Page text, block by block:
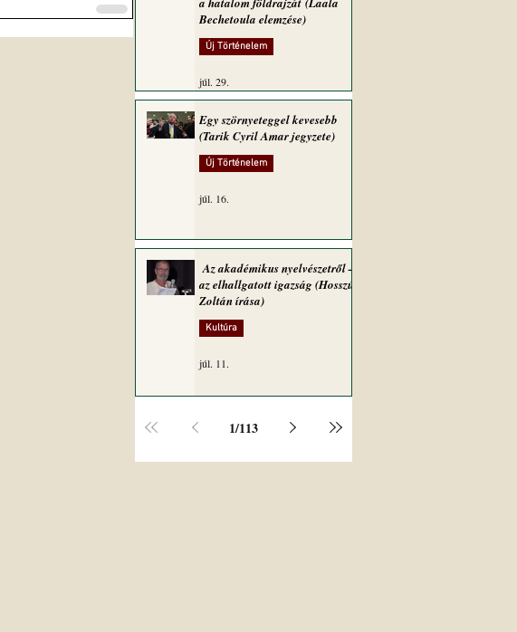
Bechetoula elemzése)
Új Történelem
júl. 29.
Egy szörnyeteggel kevesebb
(Tarik Cyril Amar jegyzete)
Új Történelem
júl. 16.
Az akadémikus nyelvészetről –
az elhallgatott igazság (Hosszú
Zoltán írása)
Kultúra
júl. 11.
1/113